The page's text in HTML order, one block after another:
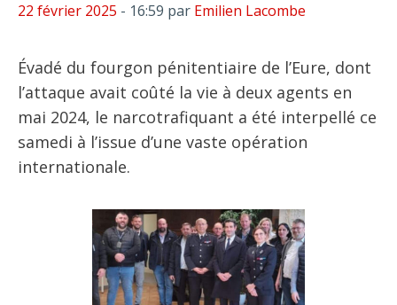
22 février 2025 - 16:59 par Emilien Lacombe
Évadé du fourgon pénitentiaire de l’Eure, dont
l’attaque avait coûté la vie à deux agents en
mai 2024, le narcotrafiquant a été interpellé ce
samedi à l’issue d’une vaste opération
internationale.